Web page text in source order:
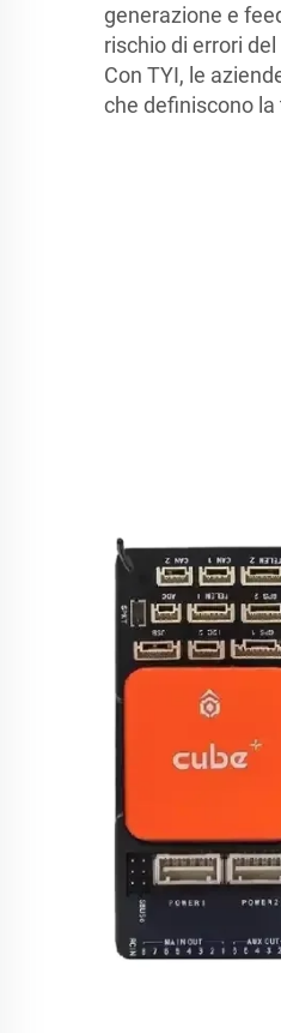
generazione e
rischio di errori
Con TYI, le
che definiscono